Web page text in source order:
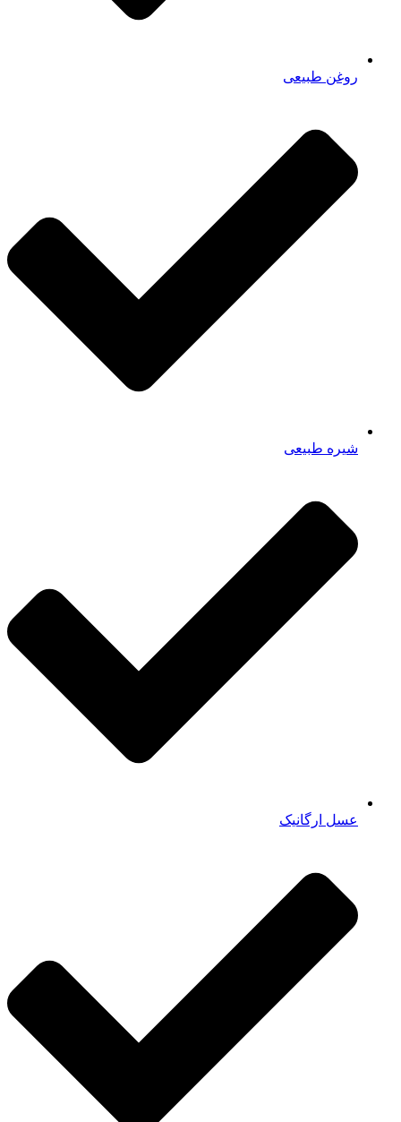
روغن طبیعی
شیره طبیعی
عسل ارگانیک